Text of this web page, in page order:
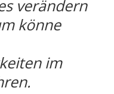
verändern
könne
im